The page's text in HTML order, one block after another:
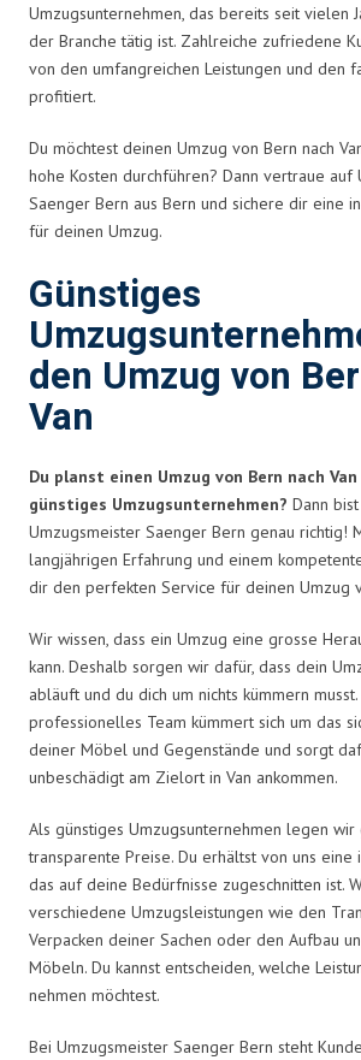
Umzugsunternehmen, das bereits seit vielen
der Branche tätig ist. Zahlreiche zufriedene
von den umfangreichen Leistungen und den
profitiert.
Du möchtest deinen Umzug von Bern nach
hohe Kosten durchführen? Dann vertraue auf
Saenger Bern aus Bern und sichere dir eine
für deinen Umzug.
Günstiges
den Umzug von
Van
Du planst einen Umzug von Bern nach
günstiges Umzugsunternehmen? Dann
Umzugsmeister Saenger Bern genau richtig!
langjährigen Erfahrung und einem
dir den perfekten Service für deinen Umzug
Wir wissen, dass ein Umzug eine grosse
kann. Deshalb sorgen wir dafür, dass dein
abläuft und du dich um nichts kümmern
professionelles Team kümmert sich um das
deiner Möbel und Gegenstände und sorgt
unbeschädigt am Zielort in Van ankommen.
Als günstiges Umzugsunternehmen legen
transparente Preise. Du erhältst von uns
das auf deine Bedürfnisse zugeschnitten ist.
verschiedene Umzugsleistungen wie den
Verpacken deiner Sachen oder den Aufbau
Möbeln. Du kannst entscheiden, welche
nehmen möchtest.
Bei Umzugsmeister Saenger Bern steht